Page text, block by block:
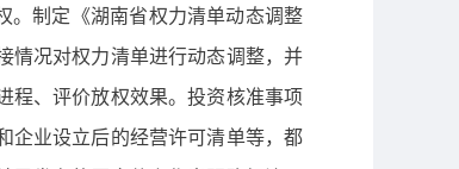
制定《湖南省权力清单动态调整
情况对权力清单进行动态调整，并
程、评价放权效果。投资核准事项
企业设立后的经营许可清单等，都